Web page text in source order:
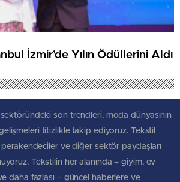
İzmir’de Yılın Ödüllerini Aldı
son trendleri, moda dünyasının
titizlikle takip ediyoruz. Tekstil
perakendeciler ve diğer sektör paydaşları
Tekstilin her alanında – giyim, ev
daha fazlası – güncel haberlere ve